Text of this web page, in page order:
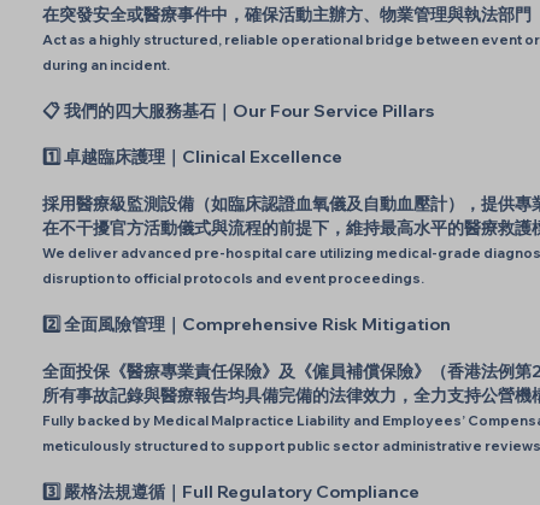
在突發安全或醫療事件中，確保活動主辦方、物業管理與執法部
Act as a highly structured, reliable operational bridge between event
during an incident.
📋 我們的四大服務基石｜Our Four Service Pillars
1️⃣ 卓越臨床護理｜Clinical Excellence
採用醫療級監測設備（如臨床認證血氧儀及自動血壓計），提供專
在不干擾官方活動儀式與流程的前提下，維持最高水平的醫療救護
We deliver advanced pre-hospital care utilizing medical-grade
disruption to official protocols and event proceedings.
2️⃣ 全面風險管理｜Comprehensive Risk Mitigation
全面投保《醫療專業責任保險》及《僱員補償保險》（香港法例
所有事故記錄與醫療報告均具備完備的法律效力，全力支持公營
Fully backed by Medical Malpractice Liability and Employees’
meticulously structured to support public sector administrative
3️⃣ 嚴格法規遵循｜Full Regulatory Compliance